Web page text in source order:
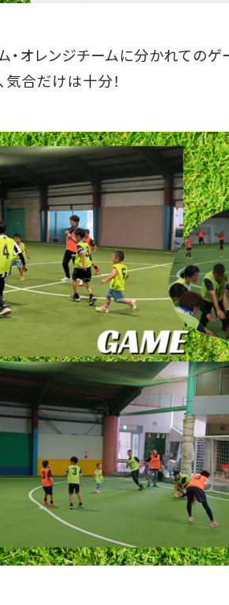
オレンジチームに分かれてのゲ
合だけは十分！